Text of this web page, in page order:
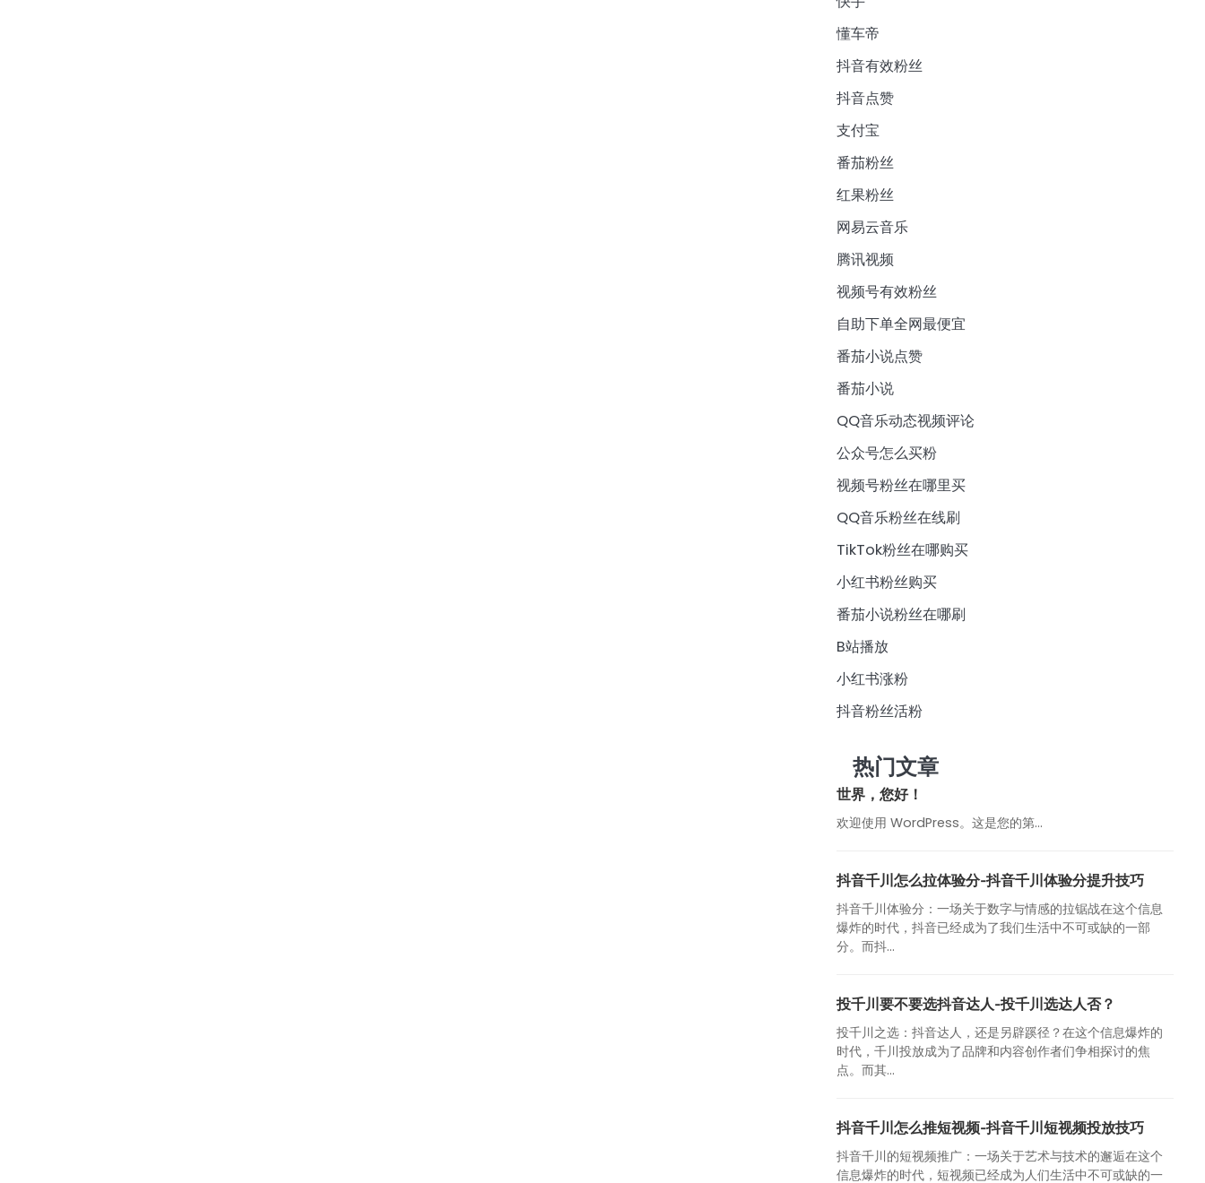
懂车帝
抖音有效粉丝
抖音点赞
支付宝
番茄粉丝
红果粉丝
网易云音乐
腾讯视频
视频号有效粉丝
自助下单全网最便宜
番茄小说点赞
番茄小说
QQ音乐动态视频评论
公众号怎么买粉
视频号粉丝在哪里买
QQ音乐粉丝在线刷
TikTok粉丝在哪购买
小红书粉丝购买
番茄小说粉丝在哪刷
B站播放
小红书涨粉
抖音粉丝活粉
热门文章
世界，您好！
欢迎使用 WordPress。这是您的第…
抖音千川怎么拉体验分-抖音千川体验分提升技巧
抖音千川体验分：一场关于数字与情感的拉锯战在这个信息
爆炸的时代，抖音已经成为了我们生活中不可或缺的一部
分。而抖...
投千川要不要选抖音达人-投千川选达人否？
投千川之选：抖音达人，还是另辟蹊径？在这个信息爆炸的
时代，千川投放成为了品牌和内容创作者们争相探讨的焦
点。而其...
抖音千川怎么推短视频-抖音千川短视频投放技巧
抖音千川的短视频推广：一场关于艺术与技术的邂逅在这个
信息爆炸的时代，短视频已经成为人们生活中不可或缺的一